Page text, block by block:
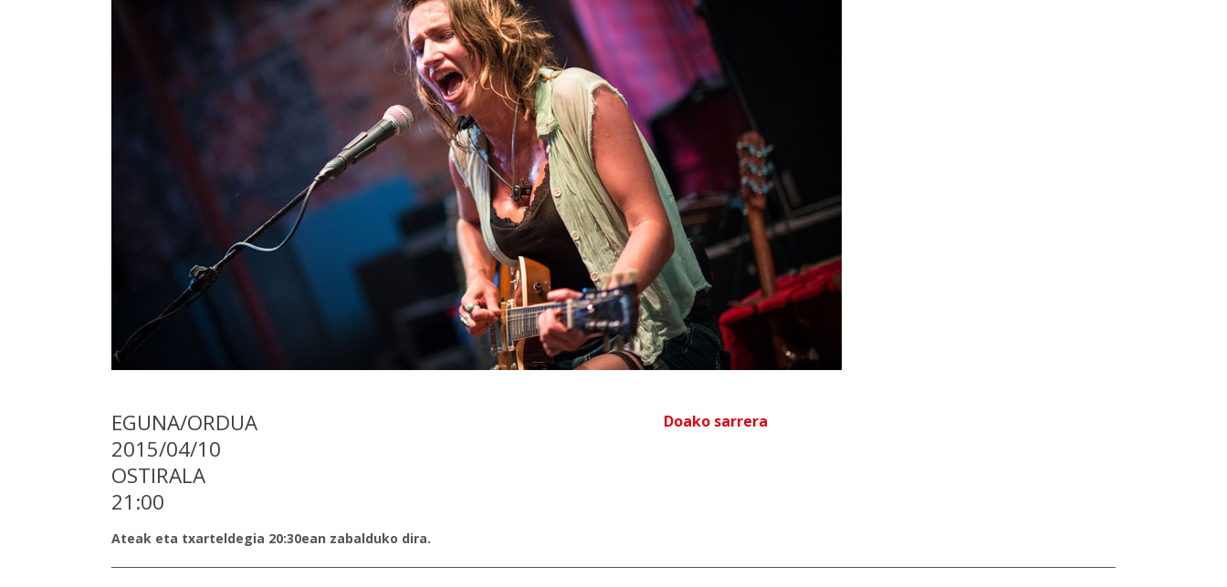
EGUNA/ORDUA
2015/04/10
OSTIRALA
21:00
Ateak eta txarteldegia 20:30ean zabalduko dira.
Doako sarrera